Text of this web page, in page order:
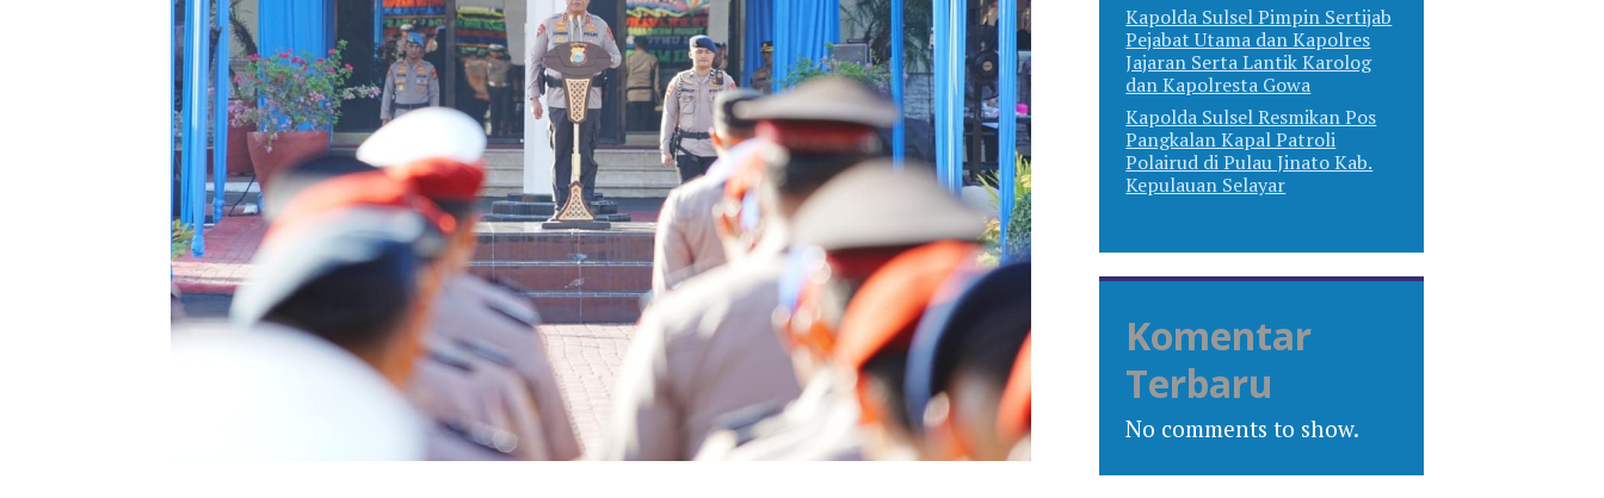
Kapolda Sulsel Pimpin Sertijab
Pejabat Utama dan Kapolres
Jajaran Serta Lantik Karolog
dan Kapolresta Gowa
Kapolda Sulsel Resmikan Pos
Pangkalan Kapal Patroli
Polairud di Pulau Jinato Kab.
Kepulauan Selayar
Komentar
Terbaru
No comments to show.